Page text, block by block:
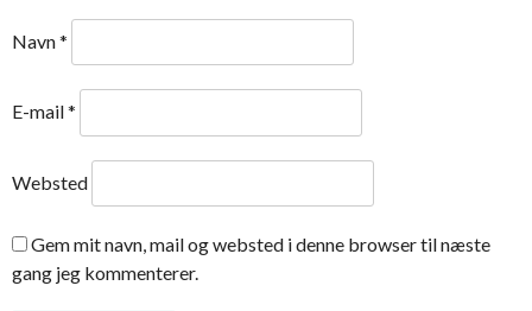
Navn*
E-mail*
Websted
Gem mit navn, mail og websted i denne browser til næste
gang jeg kommenterer.